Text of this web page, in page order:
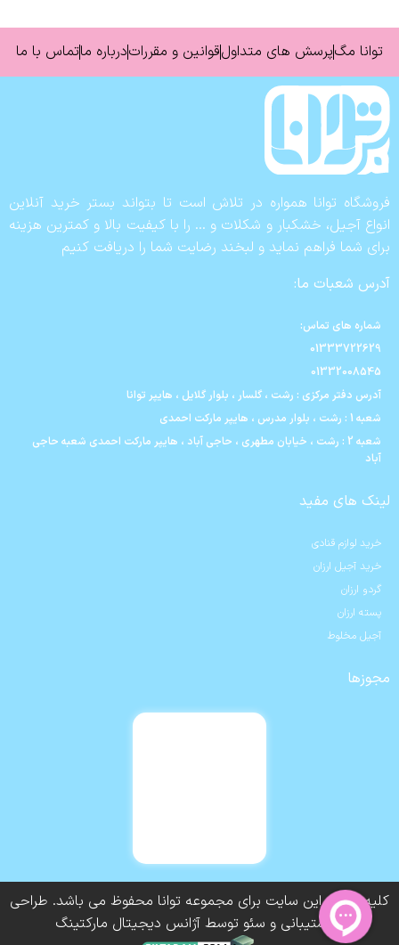
توانا مگپرسش های متداولقوانین و مقرراتدرباره ماتماس با ما
فروشگاه توانا همواره در تلاش است تا بتواند بستر خرید آنلاین
انواع آجیل، خشکبار و شکلات و … را با کیفیت بالا و کمترین هزینه
برای شما فراهم نماید و لبخند رضایت شما را دریافت کنیم
آدرس شعبات ما:
شماره های تماس:
01333722629
01332008545
آدرس دفتر مرکزی : رشت ، گلسار ، بلوار گلایل ، هایپر توانا
شعبه 1 : رشت ، بلوار مدرس ، هایپر مارکت احمدی
شعبه 2 : رشت ، خیابان مطهری ، حاجی آباد ، هایپر مارکت احمدی شعبه حاجی
آباد
لینک های مفید
خرید لوازم قنادی
خرید آجیل ارزان
گردو ارزان
پسته ارزان
آجیل مخلوط
مجوزها
کلیه حقوق این سایت برای مجموعه توانا محفوظ می باشد. طراحی
و پشتیبانی و سئو توسط آژانس دیجیتال مارکتینگ